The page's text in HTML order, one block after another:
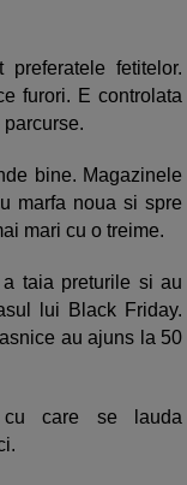
fetitelor.
furori. E controlata
bine. Magazinele
marfa noua si spre
mari cu o treime.
taia preturile si au
lui Black Friday.
au ajuns la 50
cu care se lauda